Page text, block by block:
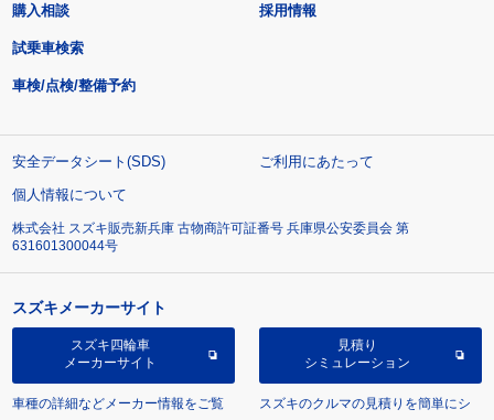
購入相談
試乗車検索
車検/点検/整備予約
採用情報
安全データシート(SDS)
ご利用にあたって
個人情報について
株式会社 スズキ販売新兵庫 古物商許可証番号 兵庫県公安委員会 第
631601300044号
スズキメーカーサイト
スズキ四輪車
メーカーサイト
車種の詳細などメーカー情報をご覧
見積り
シミュレーション
スズキのクルマの見積りを簡単にシ